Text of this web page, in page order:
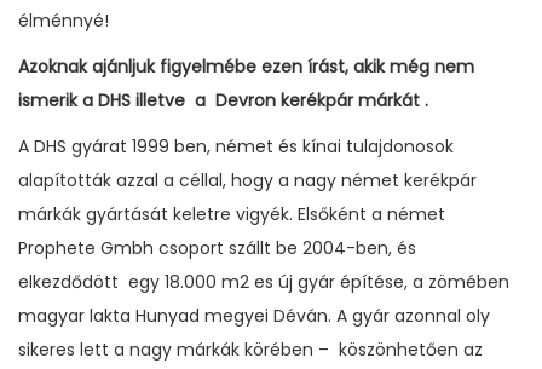
élménnyé!
Azoknak ajánljuk figyelmébe ezen írást, akik még nem
ismerik a DHS illetve a Devron kerékpár márkát .
A DHS gyárat 1999 ben, német és kínai tulajdonosok
alapították azzal a céllal, hogy a nagy német kerékpár
márkák gyártását keletre vigyék. Elsőként a német
Prophete Gmbh csoport szállt be 2004-ben, és
elkezdődött egy 18.000 m2 es új gyár építése, a zömében
magyar lakta Hunyad megyei Déván. A gyár azonnal oly
sikeres lett a nagy márkák körében – köszönhetően az